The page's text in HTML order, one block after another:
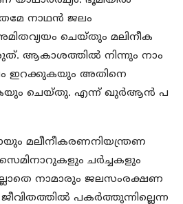
നാഥന്‍ ജലം
അമിതവ്യയം ചെയ്തും മലിനീക
ആകാശത്തില്‍ നിന്നും നാം
ഇറക്കുകയും അതിനെ
ചെയ്തു. എന്ന് ഖുര്‍ആന്‍ പ
മലീനീകരണനിയന്ത്രണ
ചര്‍ച്ചകളും
നാമാരും ജലസംരക്ഷണ
പകര്‍ത്തുന്നില്ലെന്ന